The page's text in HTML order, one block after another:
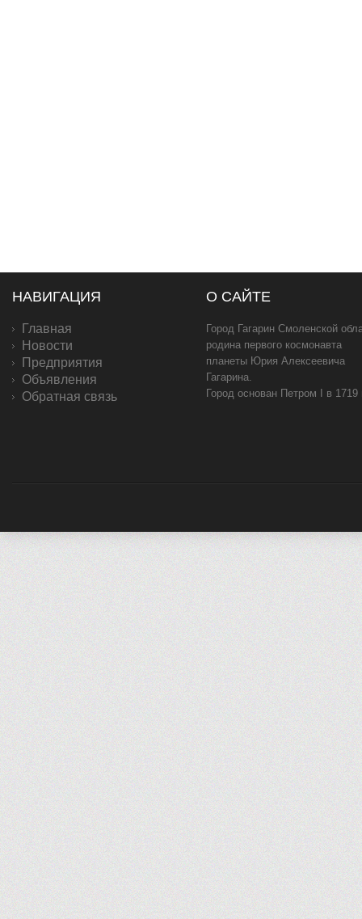
НАВИГАЦИЯ
Главная
Новости
Предприятия
Объявления
Обратная связь
О САЙТЕ
Город Гагарин Смоленской
родина первого космонавта
планеты Юрия Алексеевича
Гагарина.
Город основан Петром I в 1719